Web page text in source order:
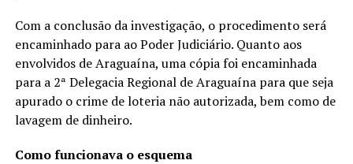
Com a conclusão da investigação, o procedimento será
encaminhado para ao Poder Judiciário. Quanto aos
envolvidos de Araguaína, uma cópia foi encaminhada
para a 2ª Delegacia Regional de Araguaína para que seja
apurado o crime de loteria não autorizada, bem como de
lavagem de dinheiro.
Como funcionava o esquema